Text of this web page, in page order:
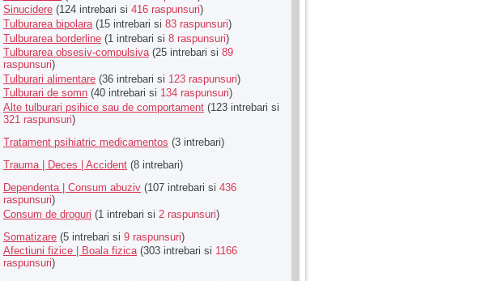
Sinucidere (124 intrebari si 416 raspunsuri)
Tulburarea bipolara(15 intrebari si 83 raspunsuri)
Tulburarea borderline (1 intrebari si 8 raspunsuri)
Tulburarea obsesiv-compulsiva(25 intrebari si 89
raspunsuri)
Tulburari alimentare (36 intrebari si 123 raspunsuri)
Tulburari de somn (40 intrebari si 134 raspunsuri)
Alte tulburari psihice sau de comportament (123 intrebari si
321 raspunsuri)
Tratament psihiatric medicamentos (3 intrebari)
Trauma | Deces | Accident (8 intrebari)
Dependenta | Consum abuziv (107 intrebari si 436
raspunsuri)
Consum de droguri (1 intrebari si 2 raspunsuri)
Somatizare (5 intrebari si 9 raspunsuri)
Afectiuni fizice | Boala fizica(303 intrebari si 1166
raspunsuri)